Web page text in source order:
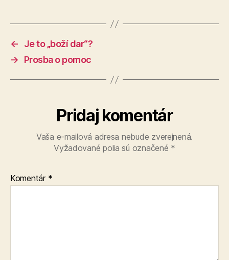
←
Je to „boží dar“?
→
Prosba o pomoc
Pridaj komentár
Vaša e-mailová adresa nebude zverejnená.
Vyžadované polia sú označené *
Komentár *